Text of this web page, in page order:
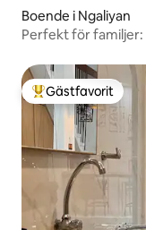
Boende i Ngaliyan
Perfekt för
Populär gästfavorit
Gästfavorit